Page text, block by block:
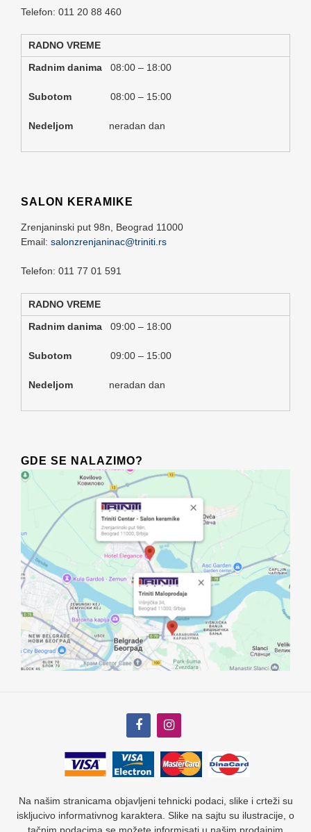
Telefon: 011 20 88 460
RADNO VREME
Radnim danima 08:00 – 18:00
Subotom 08:00 – 15:00
Nedeljom neradan dan
SALON KERAMIKE
Zrenjaninski put 98n, Beograd 11000
Email: salonzrenjaninac@triniti.rs
Telefon: 011 77 01 591
RADNO VREME
Radnim danima 09:00 – 18:00
Subotom 09:00 – 15:00
Nedeljom neradan dan
GDE SE NALAZIMO?
Na našim stranicama objavljeni tehnicki podaci, slike i crteži su
iskljucivo informativnog karaktera. Slike na sajtu su ilustracije, o
tačnim podacima se možete informisati u našim prodajnim